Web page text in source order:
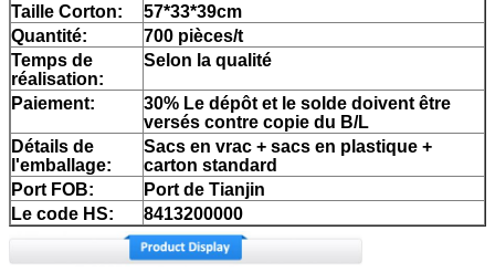
Taille Corton:
57*33*39cm
Quantité:
700 pièces/t
Temps de
réalisation:
Selon la qualité
Paiement:
30% Le dépôt et le solde doivent être
versés contre copie du B/L
Détails de
l'emballage:
Sacs en vrac + sacs en plastique +
carton standard
Port FOB:
Port de Tianjin
Le code HS:
8413200000